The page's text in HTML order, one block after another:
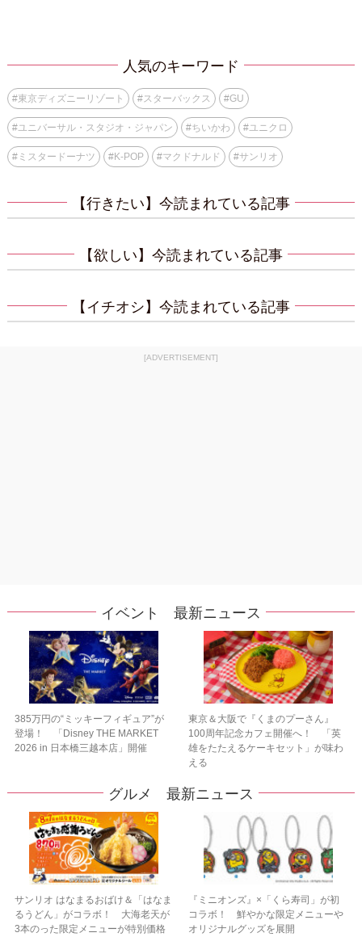
人気のキーワード
#東京ディズニーリゾート #スターバックス #GU
#ユニバーサル・スタジオ・ジャパン #ちいかわ #ユニクロ
#ミスタードーナツ #K-POP #マクドナルド #サンリオ
【行きたい】今読まれている記事
【欲しい】今読まれている記事
【イチオシ】今読まれている記事
[ADVERTISEMENT]
イベント 最新ニュース
385万円の“ミッキーフィギュア”が
登場！ 「Disney THE MARKET
2026 in 日本橋三越本店」開催
東京＆大阪で『くまのプーさん』
100周年記念カフェ開催へ！ 「英
雄をたたえるケーキセット」が味わ
える
グルメ 最新ニュース
サンリオ はなまるおばけ＆「はなま
るうどん」がコラボ！ 大海老天が
3本のった限定メニューが特別価格
『ミニオンズ』×「くら寿司」が初
コラボ！ 鮮やかな限定メニューや
オリジナルグッズを展開